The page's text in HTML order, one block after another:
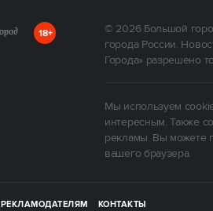
18+ © 2026Большой
города России.
Города» разрешено
Мы используем
интересным. Также
рекламы. Вы можете
вашего браузера.
РЕКЛАМОДАТЕЛЯМ КОНТАКТЫ